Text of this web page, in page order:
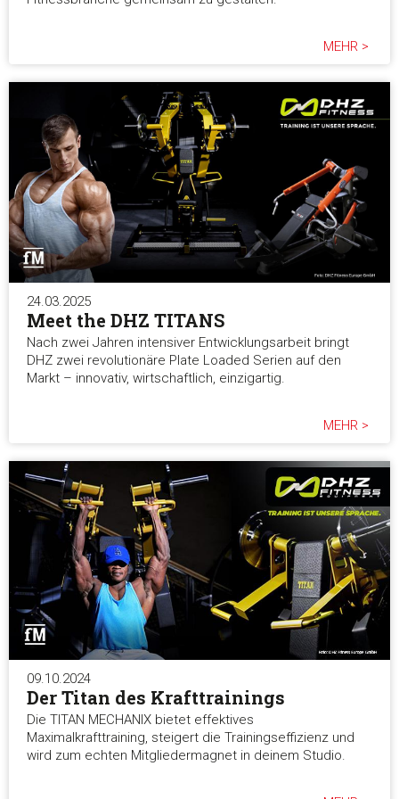
Auswahl erlauben
Alle ablehnen
MEHR >
24.03.2025
Meet the DHZ TITANS
Nach zwei Jahren intensiver Entwicklungsarbeit bringt
DHZ zwei revolutionäre Plate Loaded Serien auf den
Markt – innovativ, wirtschaftlich, einzigartig.
MEHR >
09.10.2024
Der Titan des Krafttrainings
Die TITAN MECHANIX bietet effektives
Maximalkrafttraining, steigert die Trainingseffizienz und
wird zum echten Mitgliedermagnet in deinem Studio.